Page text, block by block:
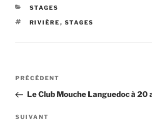
CATÉGORIES
STAGES
ÉTIQUETTES
RIVIÈRE , STAGES
Navigation
l’article
Article
précédent
PRÉCÉDENT
Le Club Mouche Languedoc à 20
Article
SUIVANT